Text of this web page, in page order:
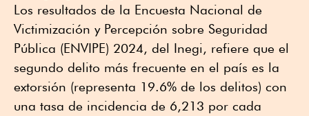
Los resultados de la Encuesta Nacional de
Victimización y Percepción sobre Seguridad
Pública (ENVIPE) 2024, del Inegi, refiere que el
segundo delito más frecuente en el país es la
extorsión (representa 19.6% de los delitos) con
una tasa de incidencia de 6,213 por cada